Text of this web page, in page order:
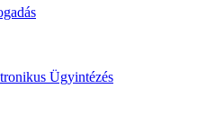
Ügyintézés